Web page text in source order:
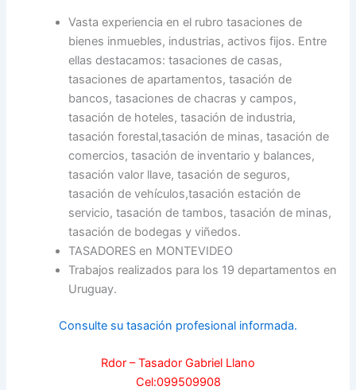
Vasta experiencia en el rubro tasaciones de
bienes inmuebles, industrias, activos fijos. Entre
ellas destacamos: tasaciones de casas,
tasaciones de apartamentos, tasación de
bancos, tasaciones de chacras y campos,
tasación de hoteles, tasación de industria,
tasación forestal,tasación de minas, tasación de
comercios, tasación de inventario y balances,
tasación valor llave, tasación de seguros,
tasación de vehículos,tasación estación de
servicio, tasación de tambos, tasación de minas,
tasación de bodegas y viñedos.
TASADORES en MONTEVIDEO
Trabajos realizados para los 19 departamentos en
Uruguay.
Consulte su tasación profesional informada.
Rdor – Tasador Gabriel Llano
Cel:099509908